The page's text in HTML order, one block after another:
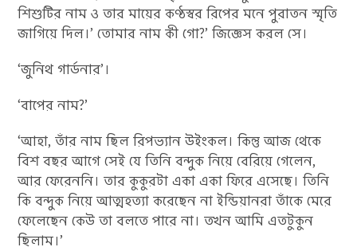
শিশুটির নাম ও তার মায়ের কণ্ঠস্বর রিপের মনে পুরাতন স্মৃতি
জাগিয়ে দিল।’ তোমার নাম কী গো?’ জিজ্ঞেস করল সে।
‘জুনিথ গার্ডনার’।
‘বাপের নাম?’
‘আহা, তাঁর নাম ছিল রিপভ্যান উইংকল। কিন্তু আজ থেকে
বিশ বছর আগে সেই যে তিনি বন্দুক নিয়ে বেরিয়ে গেলেন,
আর ফেরেননি। তার কুকুরটা একা একা ফিরে এসেছে। তিনি
কি বন্দুক নিয়ে আত্মহত্যা করেছেন না ইন্ডিয়ানরা তাঁকে মেরে
ফেলেছেন কেউ তা বলতে পারে না। তখন আমি এতটুকুন
ছিলাম।’